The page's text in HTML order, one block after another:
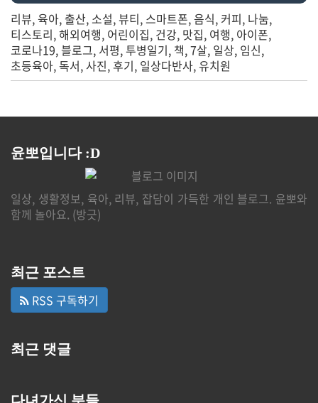
리뷰 육아 출산 소설 뷰티 스마트폰 음식 커피 나눔
티스토리 해외여행 어린이집 건강 맛집 여행 아이폰
코로나19 블로그 서평 투병일기 책 7살 일상 임신
초등육아 독서 사진 후기 일상다반사 유치원
윤뽀입니다 :D
일상, 생활정보, 육아, 리뷰, 잡담이 가득한 개인 블로그. 윤뽀와
함께 놀아요. (방긋)
최근 포스트
RSS 구독하기
최근 댓글